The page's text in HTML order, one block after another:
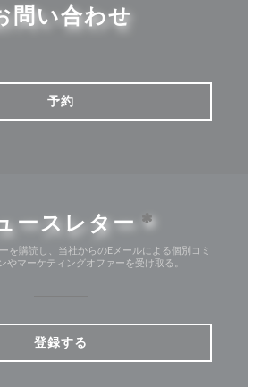
問い合わせ
予約
ースレター *
を購読し、当社からのEメールによる個別コミ
やマーケティングオファーを受け取る。
登録する